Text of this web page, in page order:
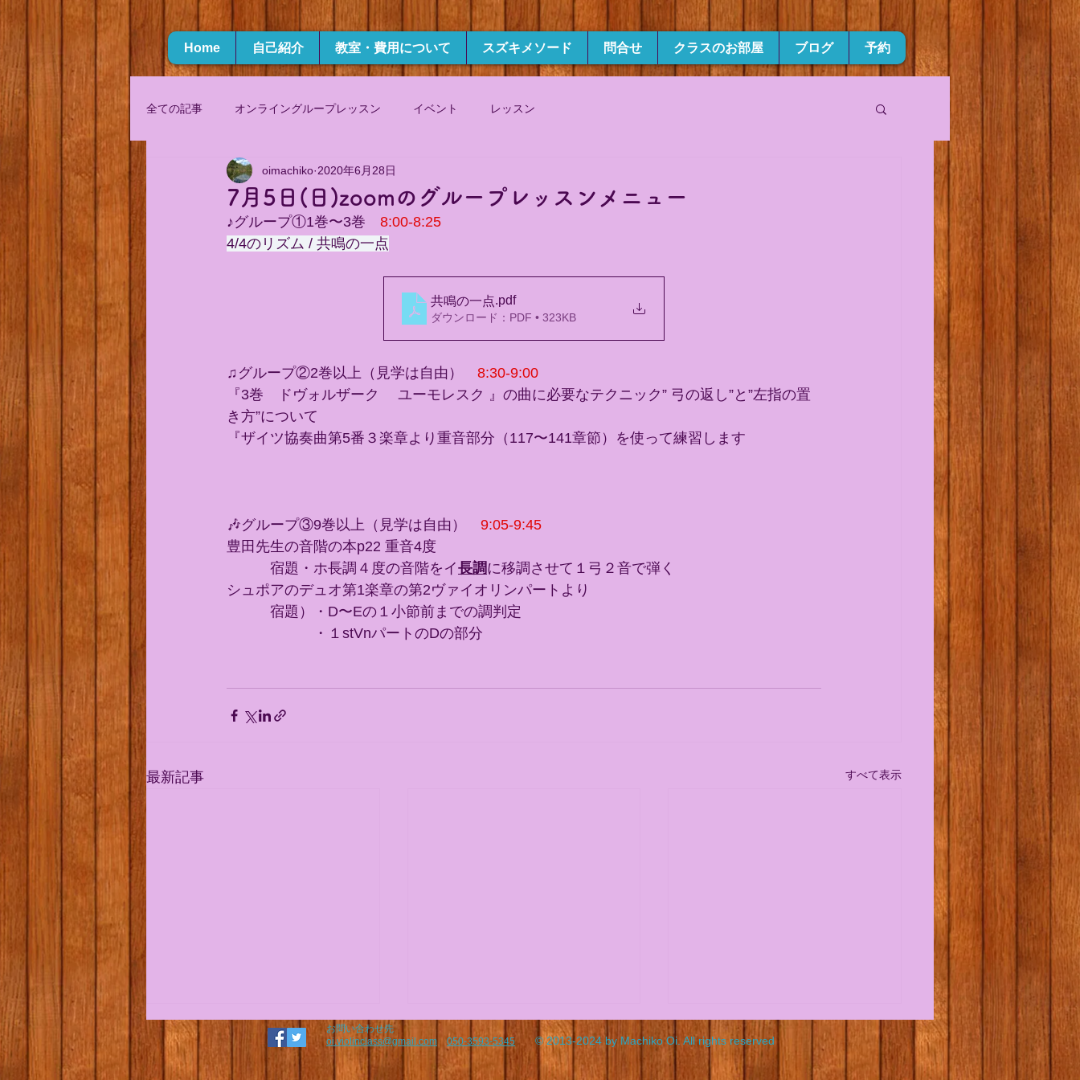
Home 自己紹介 教室・費用について スズキメソード 問合せ クラスのお部屋 ブログ 予約
全ての記事 オンライングループレッスン イベント レッスン
7月5日(日)zoomのグループレッスンメニュー
oimachiko 2020年6月28日
♪グループ①1巻〜3巻 8:00-8:25
4/4のリズム / 共鳴の一点
共鳴の一点.pdf
ダウンロード：PDF • 323KB
♫グループ②2巻以上（見学は自由） 8:30-9:00
『3巻　ドヴォルザーク 　ユーモレスク 』の曲に必要なテクニック” 弓の返し”と”左指の置
き方”について
『ザイツ協奏曲第5番３楽章より重音部分（117〜141章節）を使って練習します
🎶グループ③9巻以上（見学は自由） 9:05-9:45
豊田先生の音階の本p22 重音4度
宿題・ホ長調４度の音階をイ長調に移調させて１弓２音で弾く
シュポアのデュオ第1楽章の第2ヴァイオリンパートより
宿題）・D〜Eの１小節前までの調判定
・１stVnパートのDの部分
最新記事 すべて表示
修正音源 11月15日のzoomグ
ループレッスン(11/4更新)
訂正楽譜 11月1日のzoomグ
ループレッスン(10/27更新)
今後のzoomのグループレッ
スン詳細
お問い合わせ先
oi.violinclass@gmail.com
050-3593-5345 © 2013-2024 by Machiko Oi. All rights reserved